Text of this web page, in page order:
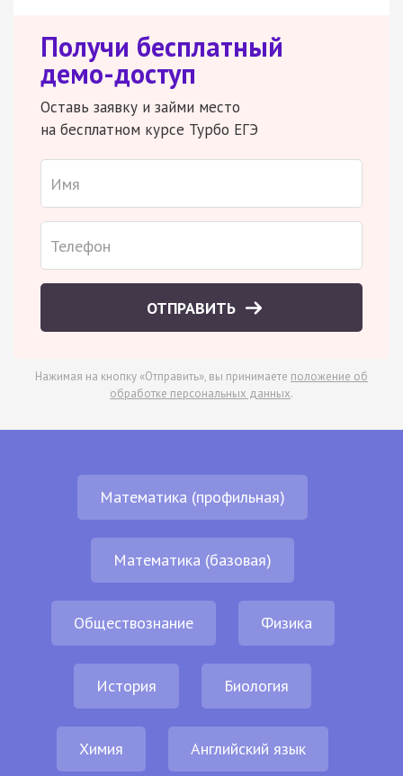
Получи бесплатный
демо-доступ
Оставь заявку и займи место
на бесплатном курсе Турбо ЕГЭ
ОТПРАВИТЬ
Нажимая на кнопку «Отправить», вы принимаете положение об
обработке персональных данных.
Математика (профильная)
Математика (базовая)
Обществознание Физика
История Биология
Химия Английский язык